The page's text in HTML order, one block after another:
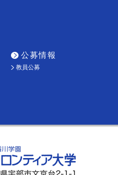
公募情報
教員公募